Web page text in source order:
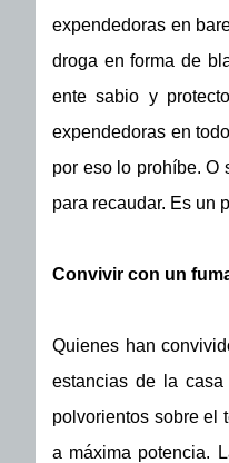
expendedoras en
droga en forma de
ente sabio y
expendedoras en
por eso lo prohíbe. O
para recaudar. Es un
Convivir con un
Quienes han
estancias de la
polvorientos sobre el
a máxima potencia.